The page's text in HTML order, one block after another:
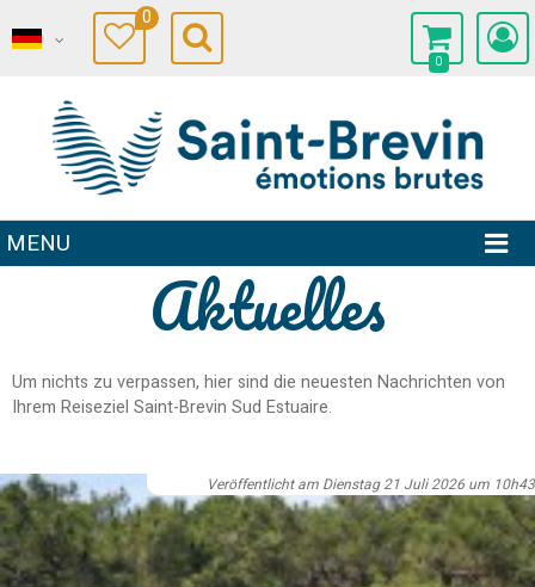
0
0
MENU
Aktuelles
Um nichts zu verpassen, hier sind die neuesten Nachrichten von
Ihrem Reiseziel Saint-Brevin Sud Estuaire.
Veröffentlicht am Dienstag 21 Juli 2026 um 10h43